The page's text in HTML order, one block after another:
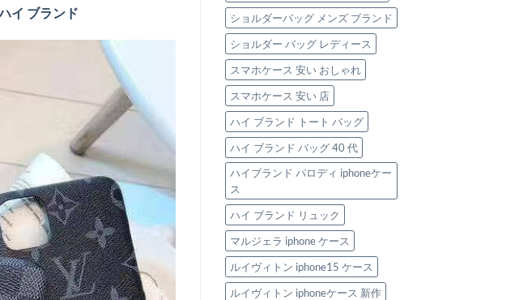
イ ブランド
ショルダーバッグ メンズ ブランド
ショルダー バッグ レディース
スマホケース 安い おしゃれ
スマホケース 安い 店
ハイ ブランド トート バッグ
ハイ ブランド バッグ 40 代
ハイブランド パロディ iphoneケー
ス
ハイ ブランド リュック
マルジェラ iphone ケース
ルイヴィトン iphone15 ケース
ルイヴィトン iphoneケース 新作